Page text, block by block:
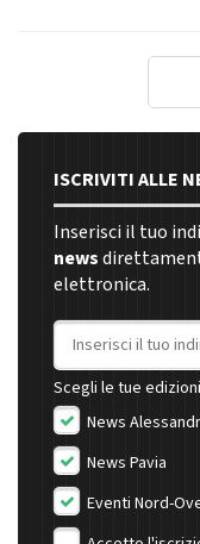
ISCRIVITI ALLE
Inserisci il tuo
news
elettronica.
Indirizzo email
Scegli le tue
News
News Pavia
Eventi Nord-